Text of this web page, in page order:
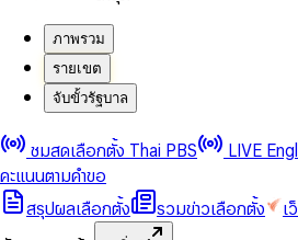
ภาพรวม
รายเขต
จับขั้วรัฐบาล
ชมสดเลือกตั้ง Thai PBS LIVE
คะแนนตามคำขอ
สรุปผลเลือกตั้ง
รวมข่าวเลือกตั้ง
เ
0
1
0
1
2
3
4
5
0
1
2
4
0
1
3
0
2
3